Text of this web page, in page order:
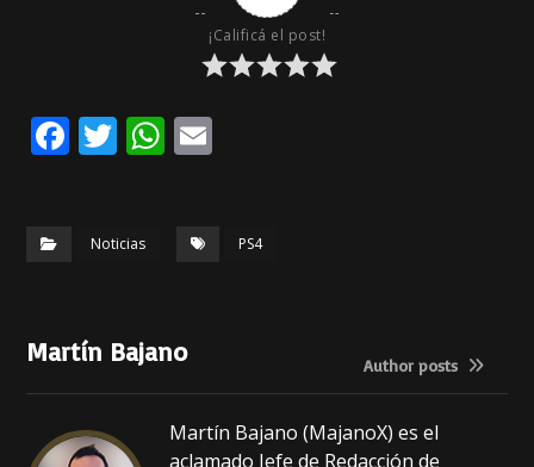
¡Calificá el post!
F
o
o
k
T
te
W
ts
p
Noticias PS4
Martín Bajano Author posts
Martín Bajano (MajanoX) es el
aclamado Jefe de Redacción de